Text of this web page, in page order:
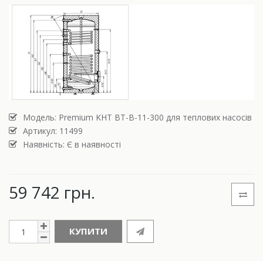
Модель: Premium KHT BT-B-11-300 для теплових насосів
Артикул: 11499
Наявність: Є в наявності
59 742 грн.
КУПИТИ